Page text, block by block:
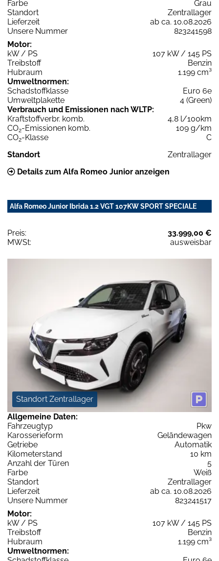
Farbe
Grau
Standort
Zentrallager
Lieferzeit
ab ca. 10.08.2026
Unsere Nummer
823241598
Motor:
kW / PS
107 kW / 145 PS
Treibstoff
Benzin
Hubraum
1.199 cm³
Umweltnormen:
Schadstoffklasse
Euro 6e
Umweltplakette
4 (Green)
Verbrauch und Emissionen nach WLTP:
Kraftstoffverbr. komb.
4,8 l/100km
CO2-Emissionen komb.
109 g/km
CO2-Klasse
C
Standort
Zentrallager
Details zum Alfa Romeo Junior anzeigen
Alfa Romeo Junior Ibrida 1.2 VGT 107KW SPORT SPECIALE
Preis:
33.999,00 €
MWSt:
ausweisbar
Standort Zentrallager
Allgemeine Daten:
Fahrzeugtyp
Pkw
Karosserieform
Geländewagen
Getriebe
Automatik
Kilometerstand
10 km
Anzahl der Türen
5
Farbe
Weiß
Standort
Zentrallager
Lieferzeit
ab ca. 10.08.2026
Unsere Nummer
823241517
Motor:
kW / PS
107 kW / 145 PS
Treibstoff
Benzin
Hubraum
1.199 cm³
Umweltnormen: